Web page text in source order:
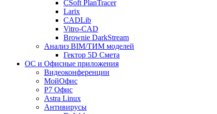
CSoft PlanTracer
Larix
CADLib
Vitro-CAD
Brownie DarkStream
Анализ BIM/ТИМ моделей
Гектор 5D Смета
ОС и Офисные приложения
Видеоконференции
МойОфис
P7 Офис
Astra Linux
Антивирусы